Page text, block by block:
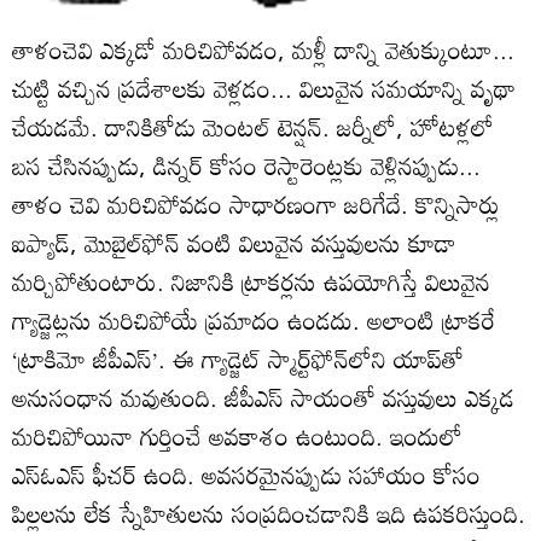
తాళంచెవి ఎక్కడో మరిచిపోవడం, మళ్లీ దాన్ని వెతుక్కుంటూ...
చుట్టి వచ్చిన ప్రదేశాలకు వెళ్లడం... విలువైన సమయాన్ని వృథా
చేయడమే. దానికితోడు మెంటల్‌ టెన్షన్‌. జర్నీలో, హోటళ్లలో
బస చేసినప్పుడు, డిన్నర్‌ కోసం రెస్టారెంట్లకు వెళ్లినప్పుడు...
తాళం చెవి మరిచిపోవడం సాధారణంగా జరిగేదే. కొన్నిసార్లు
ఐప్యాడ్‌, మొబైల్‌ఫోన్‌ వంటి విలువైన వస్తువులను కూడా
మర్చిపోతుంటారు. నిజానికి ట్రాకర్లను ఉపయోగిస్తే విలువైన
గ్యాడ్జెట్లను మరిచిపోయే ప్రమాదం ఉండదు. అలాంటి ట్రాకరే
‘ట్రాకిమో జీపీఎస్‌’. ఈ గ్యాడ్జెట్‌ స్మార్ట్‌ఫోన్‌లోని యాప్‌తో
అనుసంధాన మవుతుంది. జీపీఎస్‌ సాయంతో వస్తువులు ఎక్కడ
మరిచిపోయినా గుర్తించే అవకాశం ఉంటుంది. ఇందులో
ఎస్‌ఓఎస్‌ ఫీచర్‌ ఉంది. అవసరమైనప్పుడు సహాయం కోసం
పిల్లలను లేక స్నేహితులను సంప్రదించడానికి ఇది ఉపకరిస్తుంది.